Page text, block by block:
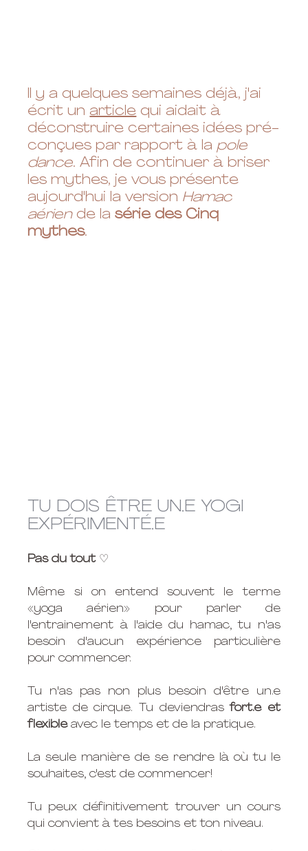
Il y a quelques semaines déjà, j'ai
écrit un article qui aidait à
déconstruire certaines idées pré-
conçues par rapport à la pole
dance. Afin de continuer à briser
les mythes, je vous présente
aujourd'hui la version Hamac
aérien de la série des Cinq
mythes.
TU DOIS ÊTRE UN.E YOGI
EXPÉRIMENTÉ.E
Pas du tout ♡
Même si on entend souvent le terme
«yoga aérien» pour parler de
l'entrainement à l'aide du hamac, tu n'as
besoin d'aucun expérience particulière
pour commencer.
Tu n'as pas non plus besoin d'être un.e
artiste de cirque. Tu deviendras fort.e et
flexible avec le temps et de la pratique.
La seule manière de se rendre là où tu le
souhaites, c'est de commencer!
Tu peux définitivement trouver un cours
qui convient à tes besoins et ton niveau.